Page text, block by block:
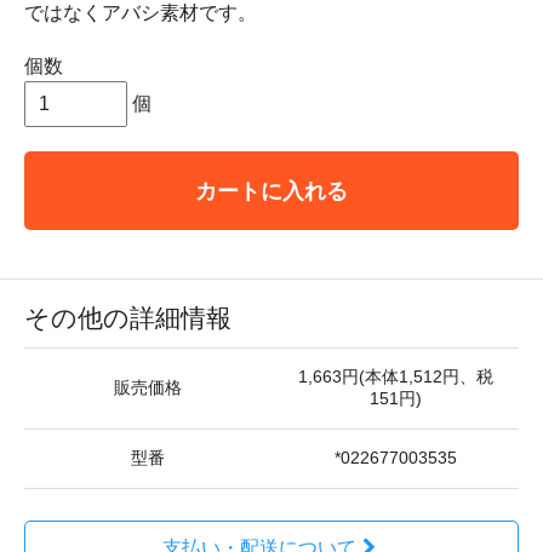
ではなくアバシ素材です。
個数
個
カートに入れる
その他の詳細情報
販売価格
1,663円(本体1,512円、税
151円)
型番 *022677003535
支払い・配送について